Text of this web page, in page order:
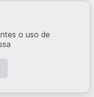
o uso de